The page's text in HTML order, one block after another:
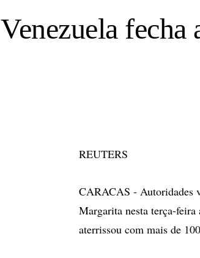
Venezuela fecha
REUTERS
CARACAS - Autoridades
Margarita nesta terça-
aterrissou com mais de